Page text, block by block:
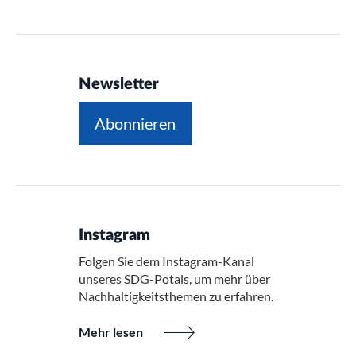
Newsletter
Abonnieren
Instagram
Folgen Sie dem Instagram-Kanal
unseres SDG-Potals, um mehr über
Nachhaltigkeitsthemen zu erfahren.
Mehr lesen